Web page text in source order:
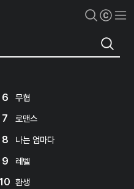
6 무협
7 로맨스
8 나는 엄마다
9 레벨
10 환생